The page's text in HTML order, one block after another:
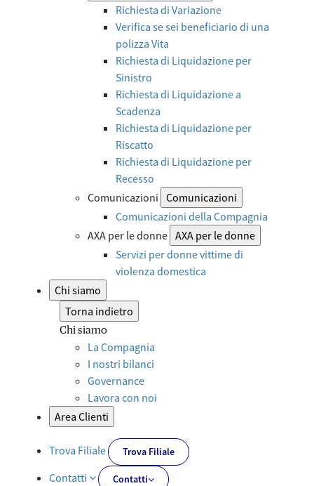
Richiesta di Variazione
Verifica se sei beneficiario di una
polizza Vita
Richiesta di Liquidazione per
Sinistro
Richiesta di Liquidazione a
Scadenza
Richiesta di Liquidazione per
Riscatto
Richiesta di Liquidazione per
Recesso
Comunicazioni Comunicazioni
Comunicazioni della Compagnia
AXA per le donne AXA per le donne
Servizi per donne vittime di
violenza domestica
Chi siamo
Torna indietro
Chi siamo
La Compagnia
I nostri bilanci
Governance
Lavora con noi
Area Clienti
Trova Filiale Trova Filiale
Contatti Contatti